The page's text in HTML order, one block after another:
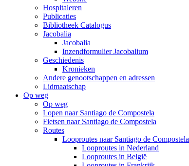
Hospitaleren
Publicaties
Bibliotheek Catalogus
Jacobalia
Jacobalia
Inzendformulier Jacobalium
Geschiedenis
Kronieken
Andere genootschappen en adressen
Lidmaatschap
Op weg
Op weg
Lopen naar Santiago de Compostela
Fietsen naar Santiago de Compostela
Routes
Looproutes naar Santiago de Compostela
Looproutes in Nederland
Looproutes in België